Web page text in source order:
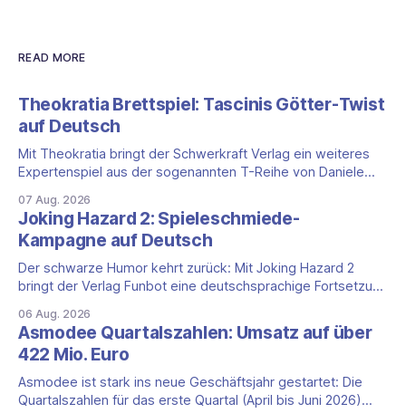
READ MORE
Theokratia Brettspiel: Tascinis Götter-Twist
auf Deutsch
Mit Theokratia bringt der Schwerkraft Verlag ein weiteres
Expertenspiel aus der sogenannten T-Reihe von Daniele
Tekhenu und Tzolk'in gehören. Der Aufhänger ist ein
ungewöhnlicher Perspektivwechsel: Sie steuern nicht die
eigene Zivilisation, sondern eine hochentwickelte
außerirdische Gottheit, die vier
07 Aug. 2026
Joking Hazard 2: Spieleschmiede-
Kampagne auf Deutsch
Der schwarze Humor kehrt zurück: Mit Joking Hazard 2
bringt der Verlag Funbot eine deutschsprachige Fortsetzung
Happiness (Explosm) auf die Spieleschmiede. Wir ordnen
ein, was die Kampagne unter dem Motto „Die fiesen
Comics sind zurück!" bietet und wo sie schweigt.
06 Aug. 2026
Asmodee Quartalszahlen: Umsatz auf über
422 Mio. Euro
Asmodee ist stark ins neue Geschäftsjahr gestartet: Die
Quartalszahlen für das erste Quartal (April bis Juni 2026)